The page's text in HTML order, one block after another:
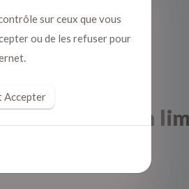
exclusif et non
sur ceux que vous
ou de les refuser pour
Accepter